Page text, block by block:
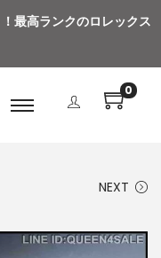
！ 最高ランクのロレックス
0
NEXT